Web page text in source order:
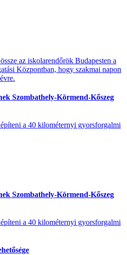
az iskolarendőrök Budapesten a
Központban, hogy szakmai napon
Szombathely-Körmend-Kőszeg
a 40 kilométernyi gyorsforgalmi
Szombathely-Körmend-Kőszeg
a 40 kilométernyi gyorsforgalmi